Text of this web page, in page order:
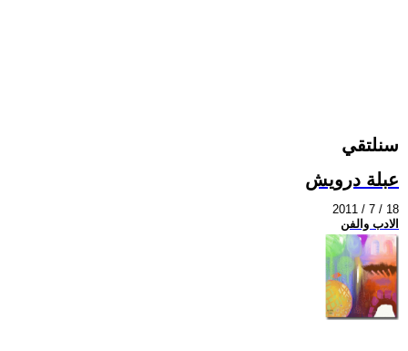
سنلتقي
عبلة درويش
2011 / 7 / 18
الادب والفن